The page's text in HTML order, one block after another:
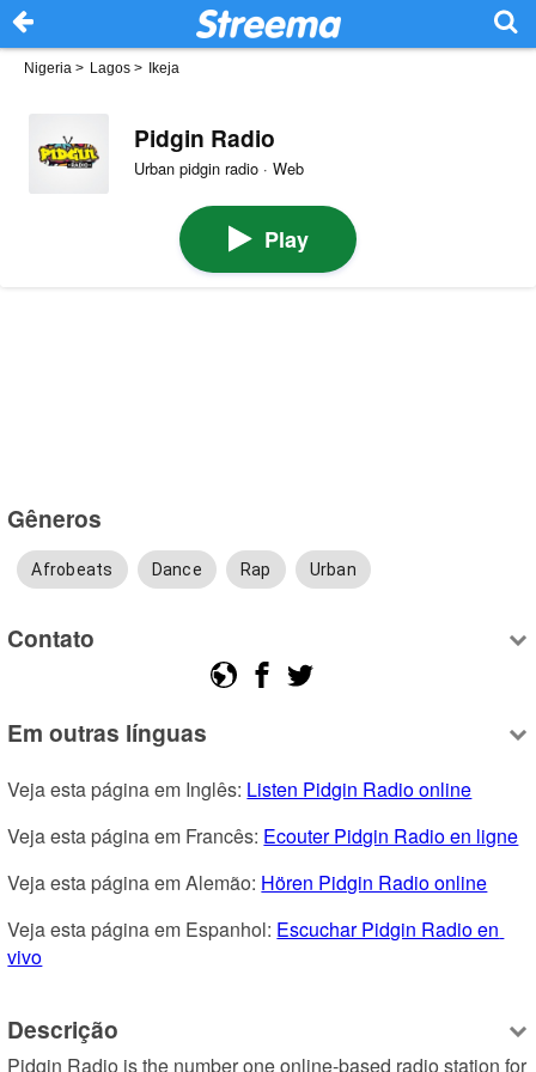
Nigeria > Lagos > Ikeja
Pidgin Radio
Urban pidgin radio · Web
Play
Gêneros
Afrobeats Dance Rap Urban
Contato
Em outras línguas
Veja esta página em Inglês: Listen Pidgin Radio online
Veja esta página em Francês: Ecouter Pidgin Radio en ligne
Veja esta página em Alemão: Hören Pidgin Radio online
Veja esta página em Espanhol: Escuchar Pidgin Radio en
vivo
Descrição
Pidgin Radio is the number one online-based radio station for